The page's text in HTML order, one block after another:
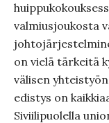
valmiusjoukosta
on vielä tärkeitä
välisen
edistys on
Siviilipuolella